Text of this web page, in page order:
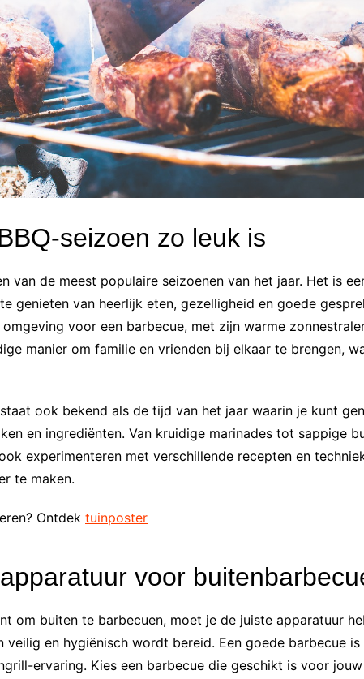
seizoen zo leuk is
van de meest populaire seizoenen van het jaar. Het is
genieten van heerlijk eten, gezelligheid en goede
voor een barbecue, met zijn warme
manier om familie en vrienden bij elkaar te brengen,
ook bekend als de tijd van het jaar waarin je kunt
en ingrediënten. Van kruidige marinades tot sappige
experimenteren met verschillende recepten en
te maken.
Ontdek tuinposter
voor
om buiten te barbecuen, moet je de juiste apparatuur
veilig en hygiënisch wordt bereid. Een goede barbecue
ervaring. Kies een barbecue die geschikt is voor